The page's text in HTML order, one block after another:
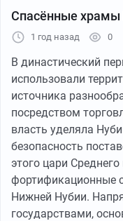
музей Кливленда
представляет собой
аметиста и стоящую
бабуинов. На самом
древнеегипетский
назад, в эпоху
назад, мастер из
металлическую
сидящих бабуинов.
амулет.
По словам учёных,
территории
Спасённые храмы
1 год назад 0
В династический
использовали
источника
посредством
власть уделяла
безопасность
этого цари
фортификационные
Нижней Нубии.
государствами,